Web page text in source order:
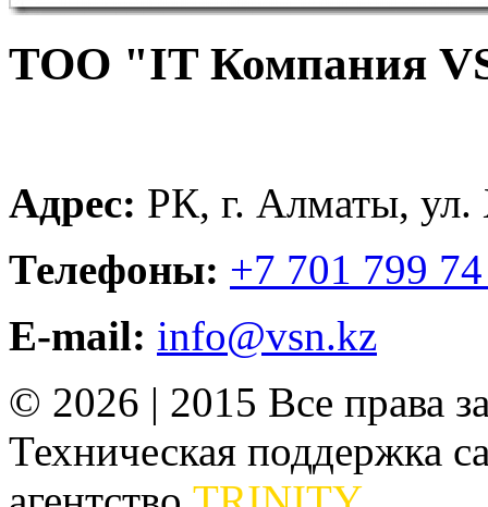
ТОО "IT Компания
Адрес: РК, г. Алматы, ул.
Телефоны: +7 701 799
E-mail: info@vsn.kz
© 2026 | 2015 Все права
Техническая поддержка